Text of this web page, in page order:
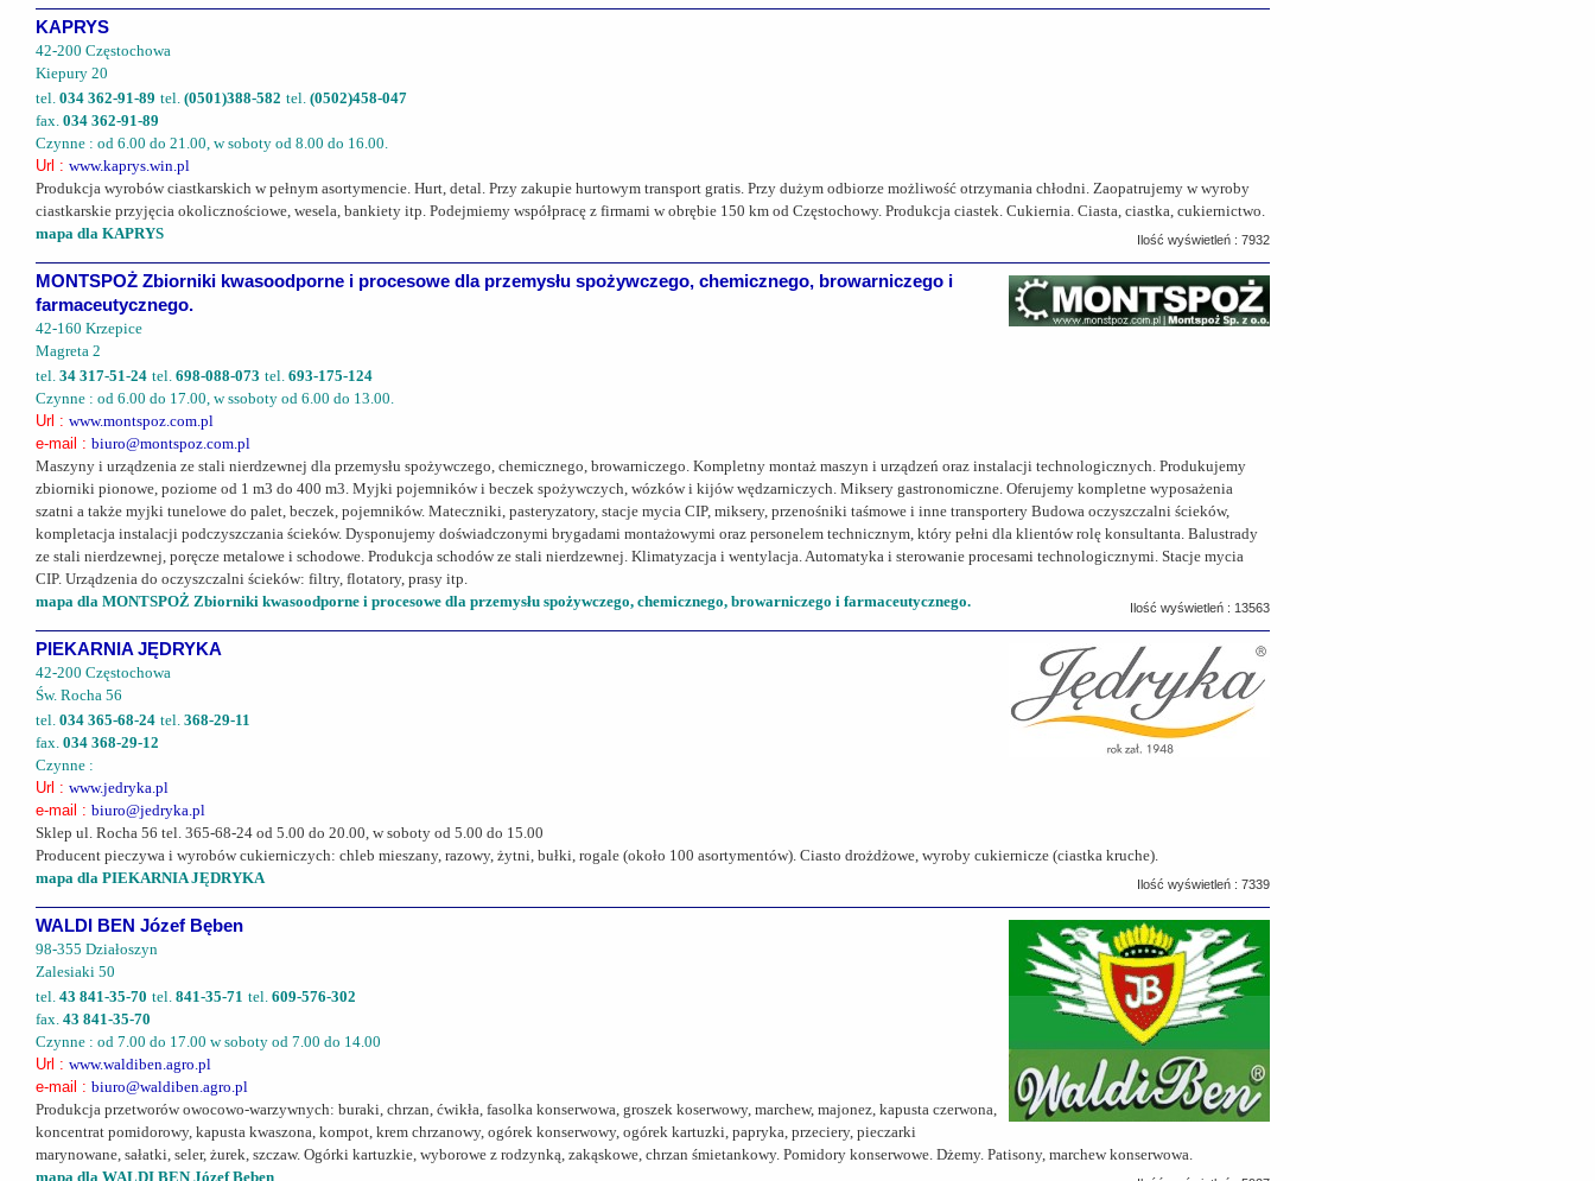
KAPRYS
42-200 Częstochowa
Kiepury 20
tel. 034 362-91-89 tel. (0501)388-582 tel. (0502)458-047
fax. 034 362-91-89
Czynne : od 6.00 do 21.00, w soboty od 8.00 do 16.00.
Url : www.kaprys.win.pl
Produkcja wyrobów ciastkarskich w pełnym asortymencie. Hurt, detal. Przy zakupie hurtowym transport gratis. Przy dużym odbiorze możliwość otrzymania chłodni. Zaopatrujemy w wyroby
ciastkarskie przyjęcia okolicznościowe, wesela, bankiety itp. Podejmiemy współpracę z firmami w obrębie 150 km od Częstochowy. Produkcja ciastek. Cukiernia. Ciasta, ciastka, cukiernictwo.
mapa dla KAPRYS
Ilość wyświetleń : 7932
MONTSPOŻ Zbiorniki kwasoodporne i procesowe dla przemysłu spożywczego, chemicznego, browarniczego i
farmaceutycznego.
42-160 Krzepice
Magreta 2
tel. 34 317-51-24 tel. 698-088-073 tel. 693-175-124
Czynne : od 6.00 do 17.00, w ssoboty od 6.00 do 13.00.
Url : www.montspoz.com.pl
e-mail : biuro@montspoz.com.pl
Maszyny i urządzenia ze stali nierdzewnej dla przemysłu spożywczego, chemicznego, browarniczego. Kompletny montaż maszyn i urządzeń oraz instalacji technologicznych. Produkujemy
zbiorniki pionowe, poziome od 1 m3 do 400 m3. Myjki pojemników i beczek spożywczych, wózków i kijów wędzarniczych. Miksery gastronomiczne. Oferujemy kompletne wyposażenia
szatni a także myjki tunelowe do palet, beczek, pojemników. Mateczniki, pasteryzatory, stacje mycia CIP, miksery, przenośniki taśmowe i inne transportery Budowa oczyszczalni ścieków,
kompletacja instalacji podczyszczania ścieków. Dysponujemy doświadczonymi brygadami montażowymi oraz personelem technicznym, który pełni dla klientów rolę konsultanta. Balustrady
ze stali nierdzewnej, poręcze metalowe i schodowe. Produkcja schodów ze stali nierdzewnej. Klimatyzacja i wentylacja. Automatyka i sterowanie procesami technologicznymi. Stacje mycia
CIP. Urządzenia do oczyszczalni ścieków: filtry, flotatory, prasy itp.
mapa dla MONTSPOŻ Zbiorniki kwasoodporne i procesowe dla przemysłu spożywczego, chemicznego, browarniczego i farmaceutycznego.
Ilość wyświetleń : 13563
PIEKARNIA JĘDRYKA
42-200 Częstochowa
Św. Rocha 56
tel. 034 365-68-24 tel. 368-29-11
fax. 034 368-29-12
Czynne :
Url : www.jedryka.pl
e-mail : biuro@jedryka.pl
Sklep ul. Rocha 56 tel. 365-68-24 od 5.00 do 20.00, w soboty od 5.00 do 15.00
Producent pieczywa i wyrobów cukierniczych: chleb mieszany, razowy, żytni, bułki, rogale (około 100 asortymentów). Ciasto drożdżowe, wyroby cukiernicze (ciastka kruche).
mapa dla PIEKARNIA JĘDRYKA
Ilość wyświetleń : 7339
WALDI BEN Józef Bęben
98-355 Działoszyn
Zalesiaki 50
tel. 43 841-35-70 tel. 841-35-71 tel. 609-576-302
fax. 43 841-35-70
Czynne : od 7.00 do 17.00 w soboty od 7.00 do 14.00
Url : www.waldiben.agro.pl
e-mail : biuro@waldiben.agro.pl
Produkcja przetworów owocowo-warzywnych: buraki, chrzan, ćwikła, fasolka konserwowa, groszek koserwowy, marchew, majonez, kapusta czerwona,
koncentrat pomidorowy, kapusta kwaszona, kompot, krem chrzanowy, ogórek konserwowy, ogórek kartuzki, papryka, przeciery, pieczarki
marynowane, sałatki, seler, żurek, szczaw. Ogórki kartuzkie, wyborowe z rodzynką, zakąskowe, chrzan śmietankowy. Pomidory konserwowe. Dżemy. Patisony, marchew konserwowa.
mapa dla WALDI BEN Józef Bęben